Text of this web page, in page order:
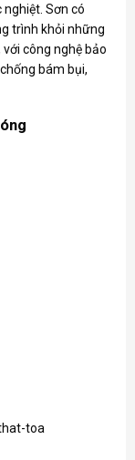
Sơn có
trình khỏi những
công nghệ bảo
bám bụi,
toa